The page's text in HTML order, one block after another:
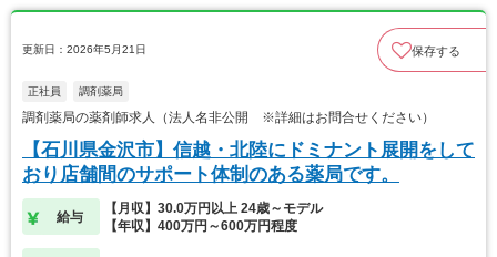
更新日：2026年5月21日 保存する
正社員 調剤薬局
調剤薬局の薬剤師求人（法人名非公開 ※詳細はお問合せください）
【石川県金沢市】信越・北陸にドミナント展開をして
おり店舗間のサポート体制のある薬局です。
給与
【月収】30.0万円以上 24歳～モデル
【年収】400万円～600万円程度